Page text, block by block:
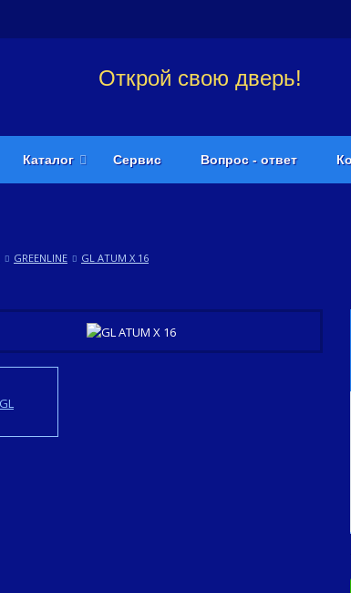
Открой свою дверь!
Каталог Сервис Вопрос - ответ
GREENLINE GL ATUM X 16